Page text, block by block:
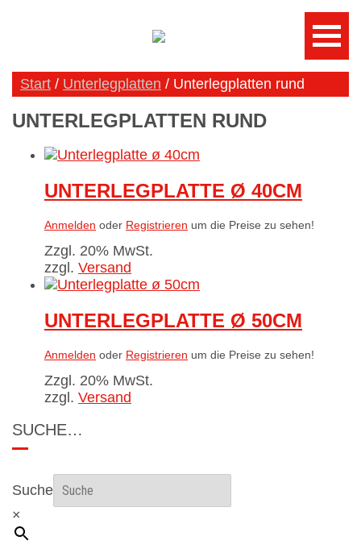
Start / Unterlegplatten / Unterlegplatten rund
UNTERLEGPLATTEN RUND
UNTERLEGPLATTE Ø 40CM
Anmelden oder Registrieren um die Preise zu sehen!
Zzgl. 20% MwSt.
zzgl. Versand
UNTERLEGPLATTE Ø 50CM
Anmelden oder Registrieren um die Preise zu sehen!
Zzgl. 20% MwSt.
zzgl. Versand
SUCHE…
Suche
×